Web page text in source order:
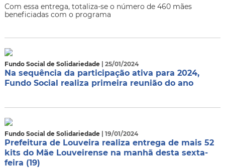
Com essa entrega, totaliza-se o número de 460 mães
beneficiadas com o programa
Fundo Social de Solidariedade | 25/01/2024
Na sequência da participação ativa para 2024,
Fundo Social realiza primeira reunião do ano
Fundo Social de Solidariedade | 19/01/2024
Prefeitura de Louveira realiza entrega de mais 52
kits do Mãe Louveirense na manhã desta sexta-
feira (19)